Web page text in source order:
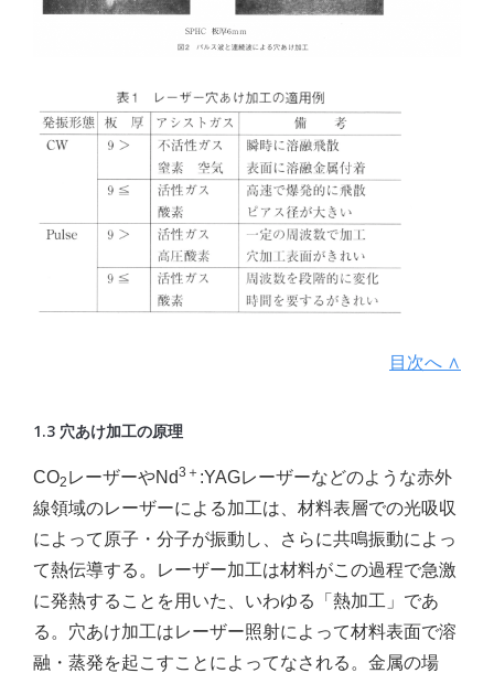
目次へ ∧
1.3 穴あけ加工の原理
CO2 レーザーやNd3＋ :YAGレーザーなどのような赤外
線領域のレーザーによる加工は、材料表層での光吸収
によって原子・分子が振動し、さらに共鳴振動によっ
て熱伝導する。レーザー加工は材料がこの過程で急激
に発熱することを用いた、いわゆる「熱加工」であ
る。穴あけ加工はレーザー照射によって材料表面で溶
融・蒸発を起こすことによってなされる。金属の場